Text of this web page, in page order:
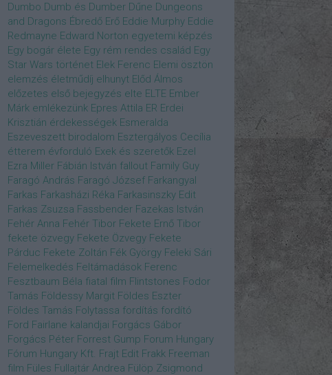
Dumbo Dumb és Dumber Dűne Dungeons
and Dragons Ébredő Erő Eddie Murphy Eddie
Redmayne Edward Norton egyetemi képzés
Egy bogár élete Egy rém rendes család Egy
Star Wars történet Elek Ferenc Elemi ösztön
elemzés életműdíj elhunyt Előd Álmos
előzetes első bejegyzés elte ELTE Ember
Márk emlékezünk Epres Attila ER Erdei
Krisztián érdekességek Esmeralda
Eszeveszett birodalom Esztergályos Cecília
étterem évforduló Exek és szeretők Ezel
Ezra Miller Fábián István fallout Family Guy
Faragó András Faragó József Farkangyal
Farkas Farkasházi Réka Farkasinszky Edit
Farkas Zsuzsa Fassbender Fazekas István
Fehér Anna Fehér Tibor Fekete Ernő Tibor
fekete özvegy Fekete Özvegy Fekete
Párduc Fekete Zoltán Fék György Feleki Sári
Felemelkedés Feltámadások Ferenc
Fesztbaum Béla fiatal film Flintstones Fodor
Tamás Földessy Margit Földes Eszter
Földes Tamás Folytassa fordítás fordító
Ford Fairlane kalandjai Forgács Gábor
Forgács Péter Forrest Gump Forum Hungary
Fórum Hungary Kft. Frajt Edit Frakk Freeman
film Füles Fullajtár Andrea Fülöp Zsigmond